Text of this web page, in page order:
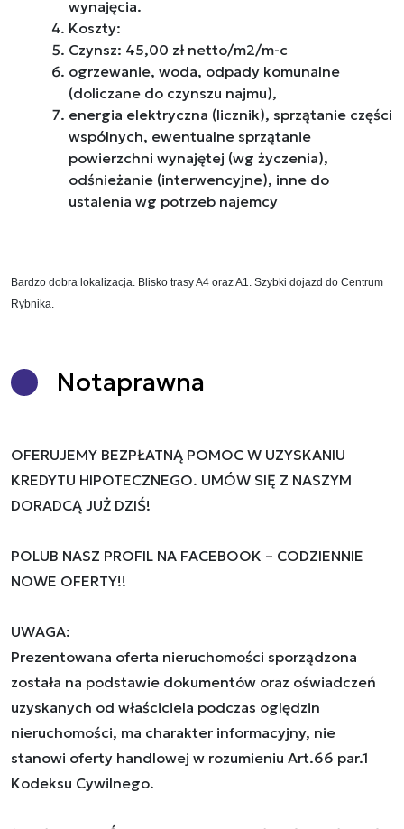
wynajęcia.
Koszty:
Czynsz: 45,00 zł netto/m2/m-c
ogrzewanie, woda, odpady komunalne
(doliczane do czynszu najmu),
energia elektryczna (licznik), sprzątanie części
wspólnych, ewentualne sprzątanie
powierzchni wynajętej (wg życzenia),
odśnieżanie (interwencyjne), inne do
ustalenia wg potrzeb najemcy
Bardzo dobra lokalizacja. Blisko trasy A4 oraz A1. Szybki dojazd do Centrum
Rybnika.
Notaprawna
OFERUJEMY BEZPŁATNĄ POMOC W UZYSKANIU
KREDYTU HIPOTECZNEGO. UMÓW SIĘ Z NASZYM
DORADCĄ JUŻ DZIŚ!
POLUB NASZ PROFIL NA FACEBOOK – CODZIENNIE
NOWE OFERTY!!
UWAGA:
Prezentowana oferta nieruchomości sporządzona
została na podstawie dokumentów oraz oświadczeń
uzyskanych od właściciela podczas oględzin
nieruchomości, ma charakter informacyjny, nie
stanowi oferty handlowej w rozumieniu Art.66 par.1
Kodeksu Cywilnego.